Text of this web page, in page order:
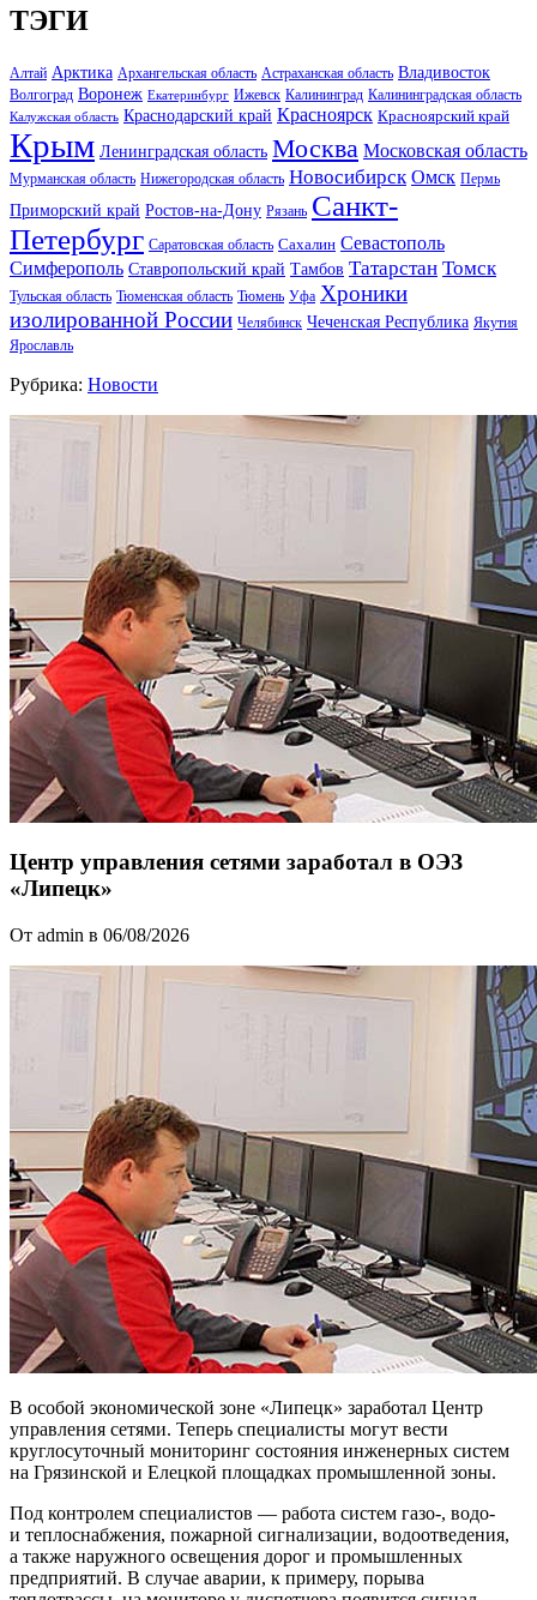
ТЭГИ
Алтай Арктика Архангельская область Астраханская область Владивосток
Волгоград Воронеж Екатеринбург Ижевск Калининград Калининградская область
Калужская область Краснодарский край Красноярск Красноярский край
Крым Ленинградская область Москва Московская область
Мурманская область Нижегородская область Новосибирск Омск Пермь
Приморский край Ростов-на-Дону Рязань Санкт-
Петербург Саратовская область Сахалин Севастополь
Симферополь Ставропольский край Тамбов Татарстан Томск
Тульская область Тюменская область Тюмень Уфа Хроники
изолированной России Челябинск Чеченская Республика Якутия
Ярославль
Рубрика: Новости
Центр управления сетями заработал в ОЭЗ
«Липецк»
От admin в 06/08/2026
В особой экономической зоне «Липецк» заработал Центр
управления сетями. Теперь специалисты могут вести
круглосуточный мониторинг состояния инженерных систем
на Грязинской и Елецкой площадках промышленной зоны.
Под контролем специалистов — работа систем газо-, водо-
и теплоснабжения, пожарной сигнализации, водоотведения,
а также наружного освещения дорог и промышленных
предприятий. В случае аварии, к примеру, порыва